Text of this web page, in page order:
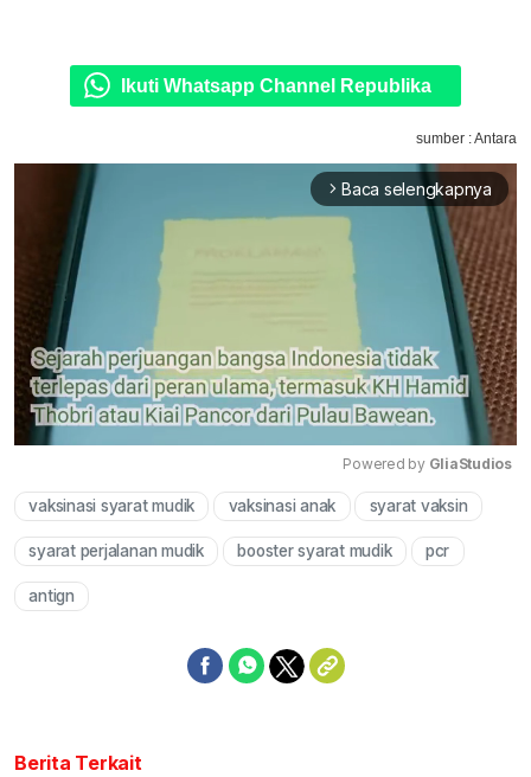
Ikuti Whatsapp Channel Republika
sumber : Antara
arrow_forward_ios Baca selengkapnya
Mute
Powered by GliaStudios
vaksinasi syarat mudik vaksinasi anak syarat vaksin
syarat perjalanan mudik booster syarat mudik pcr
antign
Berita Terkait